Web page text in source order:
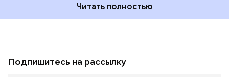
Читать полностью
Подпишитесь на рассылку